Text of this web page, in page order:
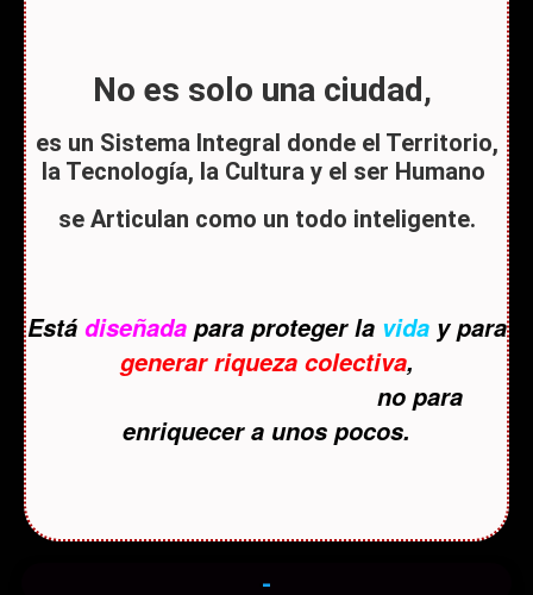
No es solo una ciudad,
es un Sistema Integral donde el Territorio,
la Tecnología, la Cultura y el ser Humano
se Articulan como un todo inteligente.
Está diseñadapara proteger la vida y para
generar riqueza colectiva,
no para
enriquecer a unos pocos.
-